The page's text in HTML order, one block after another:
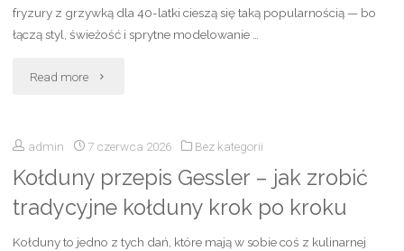
i
fryzury z grzywką dla 40-latki cieszą się taką popularnością — bo
łączą styl, świeżość i sprytne modelowanie …
Read more "Fryzury
grzywką
dla
40-
admin 7 czerwca 2026 Bez kategorii
Kołduny przepis Gessler – jak zrobić
tradycyjne kołduny krok po kroku
Kołduny to jedno z tych dań, które mają w sobie coś z kulinarnej